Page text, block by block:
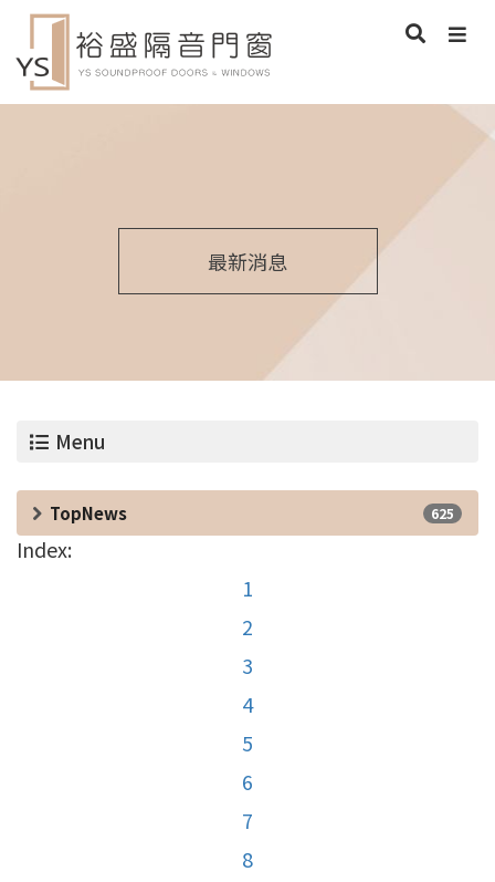
最新消息
Menu
TopNews 625
Index:
1
2
3
4
5
6
7
8